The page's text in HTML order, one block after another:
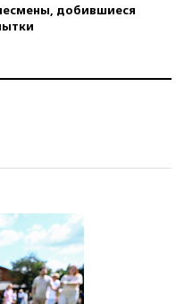
добившиеся